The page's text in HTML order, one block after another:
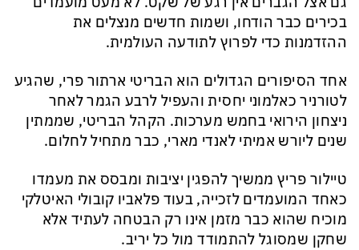
בכירים כבר הודחו, ושמות חדשים מנצלים את
ההזדמנות כדי לפרוץ לתודעה העולמית.
אחד הסיפורים הגדולים הוא הבריטי ארתור פרי, שהגיע
לטורניר כאלמוני יחסית והעפיל לרבע הגמר לאחר
ניצחון הירואי בחמש מערכות. הקהל הבריטי, שממתין
שנים ליורש אמיתי לאנדי מארי, כבר מתחיל לחלום.
טיילור פריץ ממשיך להפגין יציבות ומבסס את מעמדו
כאחד המועמדים לזכייה, בעוד פלאביו קובולי האיטלקי
מוכיח שהוא כבר מזמן אינו רק הבטחה לעתיד אלא
שחקן שמסוגל להתמודד מול כל יריב.